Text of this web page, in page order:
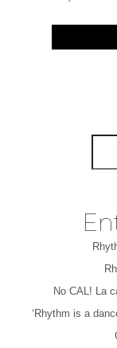
No CAL! La
‘Rhythm is a